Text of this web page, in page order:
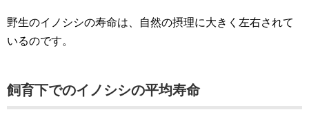
野生のイノシシの寿命は、自然の摂理に大きく左右されて
いるのです。
飼育下でのイノシシの平均寿命